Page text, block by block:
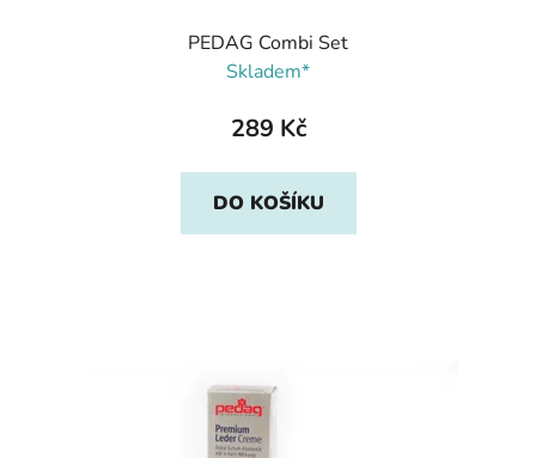
PEDAG Combi Set
Skladem*
289 Kč
DO KOŠÍKU